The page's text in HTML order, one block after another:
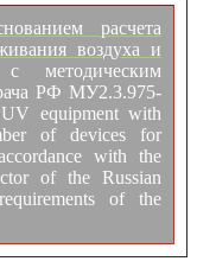
расчета
воздуха и
методическим
РФ МУ2.3.975-
equipment with
of devices for
with the
of the Russian
of the